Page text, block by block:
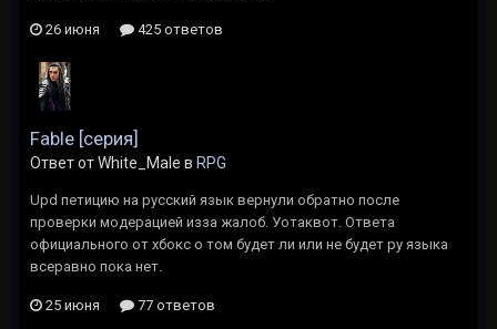
26 июня 425 ответов
Fable [серия]
Ответ от White_Male в RPG
Upd петицию на русский язык вернули обратно после
проверки модерацией изза жалоб. Уотаквот. Ответа
официального от хбокс о том будет ли или не будет ру языка
всеравно пока нет.
25 июня 77 ответов